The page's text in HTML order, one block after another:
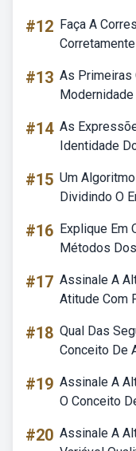
#12 Faça A
#13 As Primeiras
Modernidade
#14 As
Identidade
#15 Um
Dividindo O
#16 Explique Em
Métodos
#17 Assinale A
Atitude Com
#18 Qual Das
Conceito De
#19 Assinale A
O Conceito
#20 Assinale A